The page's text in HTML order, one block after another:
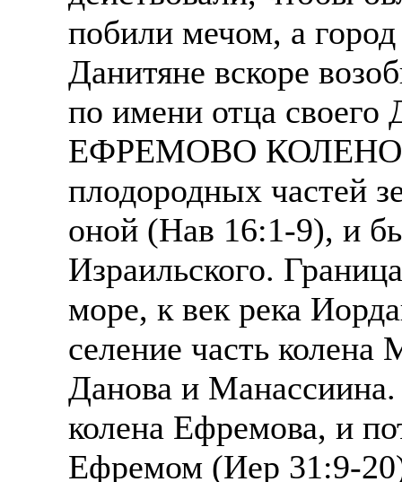
побили мечом, а
Данитяне вскоре
по имени отца своего
ЕФРЕМОВО КОЛЕНО -
плодородных частей
оной (Нав 16:1-9), и
Израильского.
море, к век река
селение часть
Данова и
колена Ефремова, и
Ефремом (Иер 31:9-